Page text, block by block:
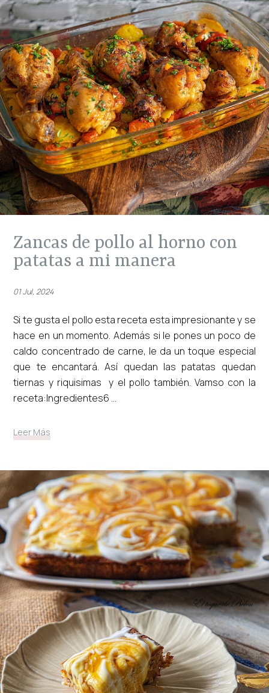
zancas de pollo al horno con
patatas a mi manera
01 Jul, 2024
Si te gusta el pollo esta receta esta impresionante y se
hace en un momento. Además si le pones un poco de
caldo concentrado de carne, le da un toque especial
que te encantará. Así quedan las patatas quedan
tiernas y riquisimas y el pollo también. Vamso con la
receta:Ingredientes6 ...
Leer Más